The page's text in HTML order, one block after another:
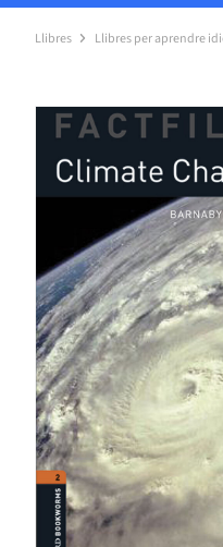
Llibres Llibres per aprendre